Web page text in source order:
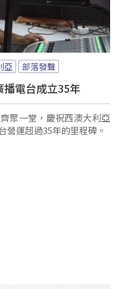
亞 部落發聲
電台成立35年
聚一堂，慶祝西澳大利亞
營運超過35年的里程碑。